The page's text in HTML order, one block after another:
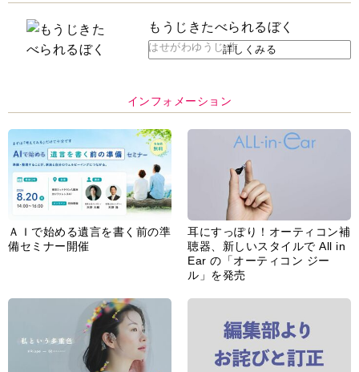
もうじきたべられるぼく
はせがわゆうじ 作詳しくみる
インフォメーション
ＡＩで始める遺言を書く前の準
備セミナー開催
耳にすっぽり！オーティコン補
聴器、新しいスタイルで All in
Ear の「オーティコン ジー
ル」を発売